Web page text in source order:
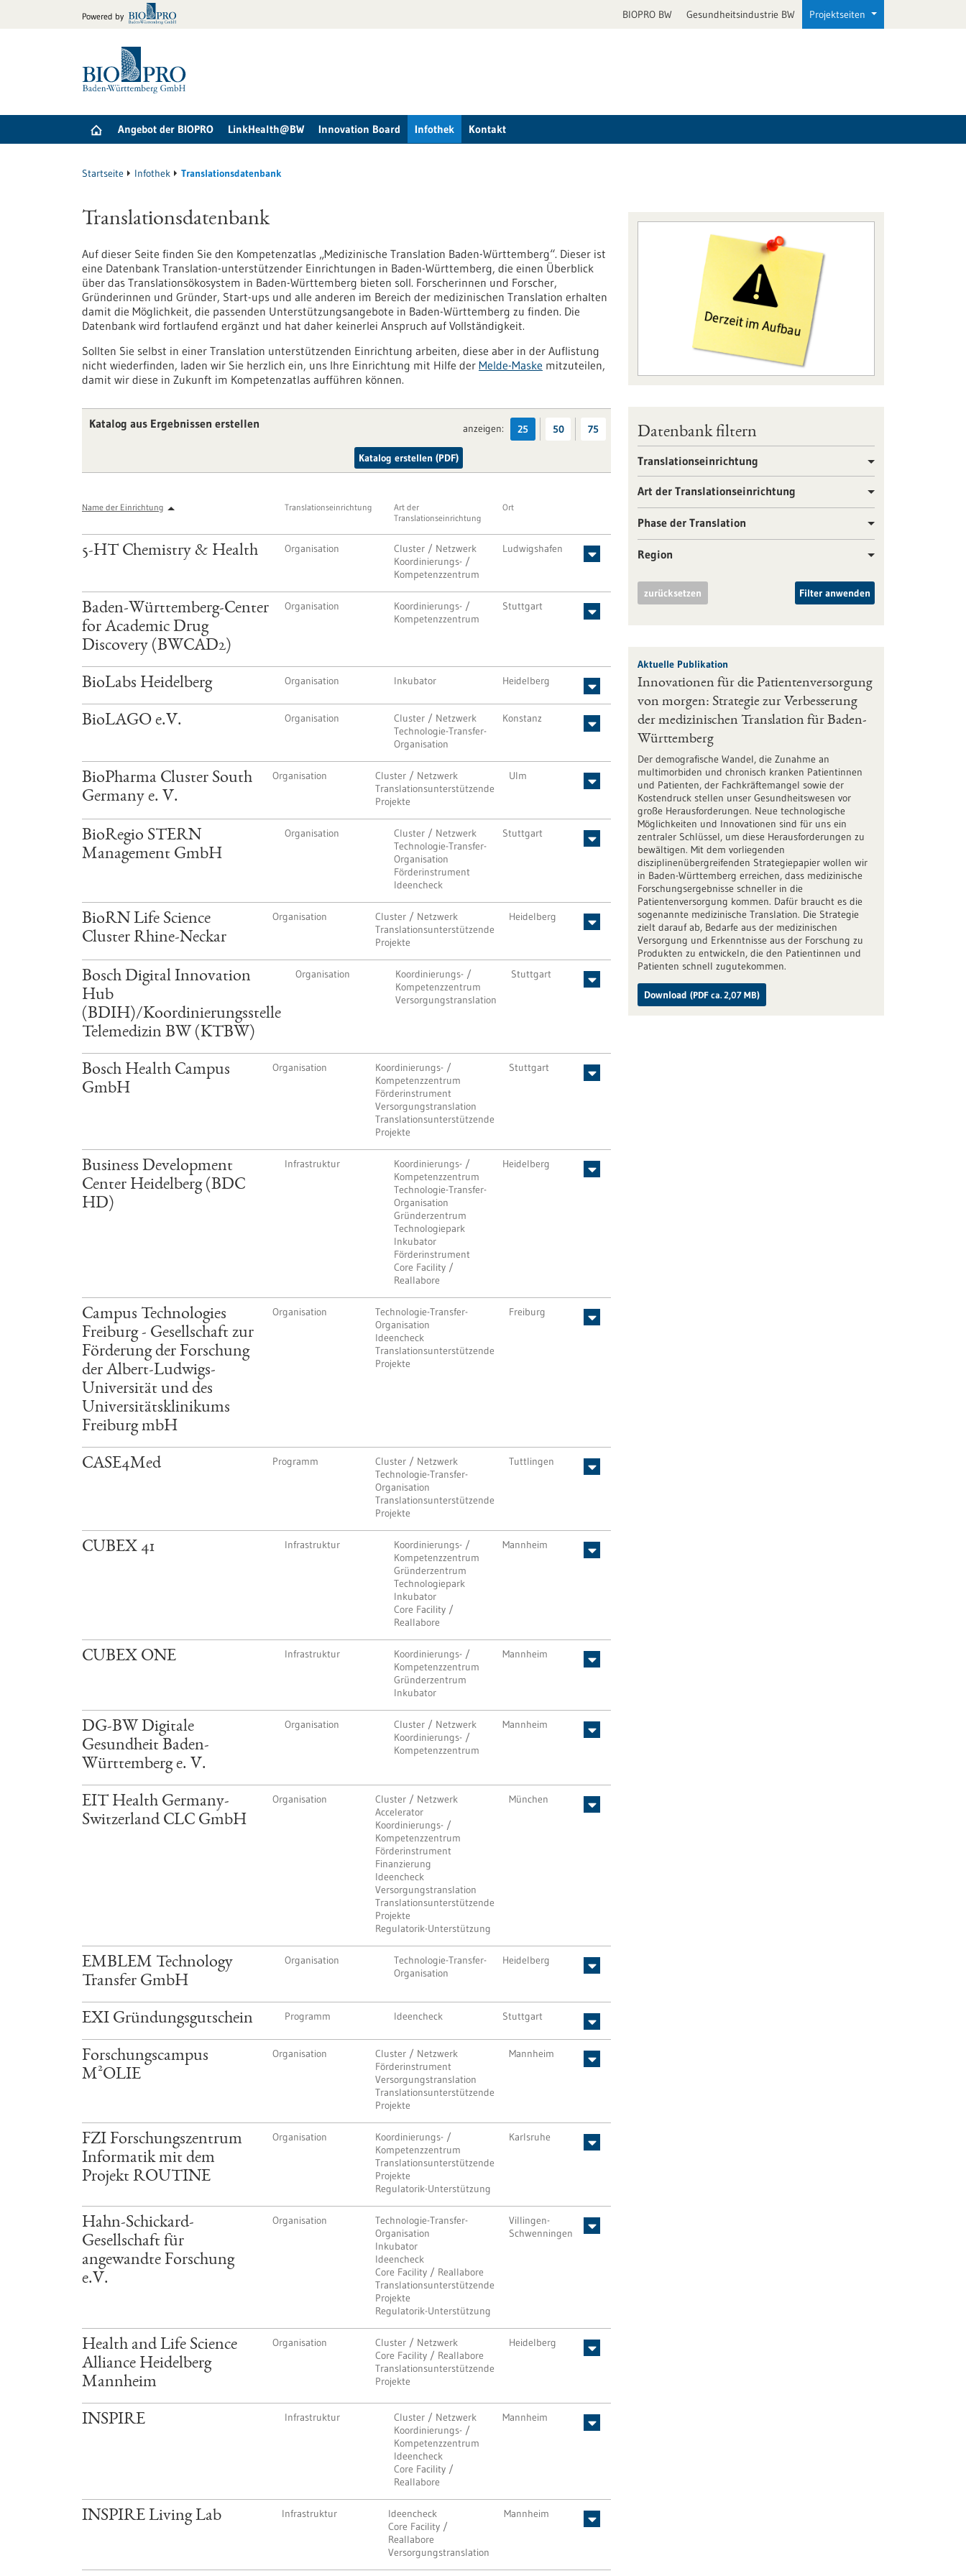
Powered by BIOPRO BW Gesundheitsindustrie BW Projektseiten
Angebot der BIOPRO LinkHealth@BW Innovation Board Infothek Kontakt
Startseite Infothek Translationsdatenbank
Translationsdatenbank
Auf dieser Seite finden Sie den Kompetenzatlas „Medizinische Translation Baden-Württemberg“. Dieser ist
eine Datenbank Translation-unterstützender Einrichtungen in Baden-Württemberg, die einen Überblick
über das Translationsökosystem in Baden-Württemberg bieten soll. Forscherinnen und Forscher,
Gründerinnen und Gründer, Start-ups und alle anderen im Bereich der medizinischen Translation erhalten
damit die Möglichkeit, die passenden Unterstützungsangebote in Baden-Württemberg zu finden. Die
Datenbank wird fortlaufend ergänzt und hat daher keinerlei Anspruch auf Vollständigkeit.
Sollten Sie selbst in einer Translation unterstützenden Einrichtung arbeiten, diese aber in der Auflistung
nicht wiederfinden, laden wir Sie herzlich ein, uns Ihre Einrichtung mit Hilfe der Melde-Maske mitzuteilen,
damit wir diese in Zukunft im Kompetenzatlas aufführen können.
anzeigen: 25 50 75
Katalog aus Ergebnissen erstellen
Katalog erstellen (PDF)
Name der Einrichtung Translationseinrichtung
Art der
Translationseinrichtung
Ort
5-HT Chemistry & Health Organisation
Cluster / Netzwerk
Koordinierungs- /
Kompetenzzentrum
Ludwigshafen
Baden-Württemberg-Center
for Academic Drug
Discovery (BWCAD2)
Organisation
Koordinierungs- /
Kompetenzzentrum
Stuttgart
BioLabs Heidelberg Organisation Inkubator Heidelberg
BioLAGO e.V. Organisation
Cluster / Netzwerk
Technologie-Transfer-
Organisation
Konstanz
BioPharma Cluster South
Germany e. V.
Organisation
Cluster / Netzwerk
Translationsunterstützende
Projekte
Ulm
BioRegio STERN
Management GmbH
Organisation
Cluster / Netzwerk
Technologie-Transfer-
Organisation
Förderinstrument
Ideencheck
Stuttgart
BioRN Life Science
Cluster Rhine-Neckar
Organisation
Cluster / Netzwerk
Translationsunterstützende
Projekte
Heidelberg
Bosch Digital Innovation
Hub
(BDIH)/Koordinierungsstelle
Telemedizin BW (KTBW)
Organisation
Koordinierungs- /
Kompetenzzentrum
Versorgungstranslation
Stuttgart
Bosch Health Campus
GmbH
Organisation
Koordinierungs- /
Kompetenzzentrum
Förderinstrument
Versorgungstranslation
Translationsunterstützende
Projekte
Stuttgart
Business Development
Center Heidelberg (BDC
HD)
Infrastruktur
Koordinierungs- /
Kompetenzzentrum
Technologie-Transfer-
Organisation
Gründerzentrum
Technologiepark
Inkubator
Förderinstrument
Core Facility /
Reallabore
Heidelberg
Campus Technologies
Freiburg - Gesellschaft zur
Förderung der Forschung
der Albert-Ludwigs-
Universität und des
Universitätsklinikums
Freiburg mbH
Organisation
Technologie-Transfer-
Organisation
Ideencheck
Translationsunterstützende
Projekte
Freiburg
CASE4Med Programm
Cluster / Netzwerk
Technologie-Transfer-
Organisation
Translationsunterstützende
Projekte
Tuttlingen
CUBEX 41 Infrastruktur
Koordinierungs- /
Kompetenzzentrum
Gründerzentrum
Technologiepark
Inkubator
Core Facility /
Reallabore
Mannheim
CUBEX ONE Infrastruktur
Koordinierungs- /
Kompetenzzentrum
Gründerzentrum
Inkubator
Mannheim
DG-BW Digitale
Gesundheit Baden-
Württemberg e. V.
Organisation
Cluster / Netzwerk
Koordinierungs- /
Kompetenzzentrum
Mannheim
EIT Health Germany-
Switzerland CLC GmbH
Organisation
Cluster / Netzwerk
Accelerator
Koordinierungs- /
Kompetenzzentrum
Förderinstrument
Finanzierung
Ideencheck
Versorgungstranslation
Translationsunterstützende
Projekte
Regulatorik-Unterstützung
München
EMBLEM Technology
Transfer GmbH
Organisation
Technologie-Transfer-
Organisation
Heidelberg
EXI Gründungsgutschein Programm Ideencheck Stuttgart
Forschungscampus
M²OLIE
Organisation
Cluster / Netzwerk
Förderinstrument
Versorgungstranslation
Translationsunterstützende
Projekte
Mannheim
FZI Forschungszentrum
Informatik mit dem
Projekt ROUTINE
Organisation
Koordinierungs- /
Kompetenzzentrum
Translationsunterstützende
Projekte
Regulatorik-Unterstützung
Karlsruhe
Hahn-Schickard-
Gesellschaft für
angewandte Forschung
e.V.
Organisation
Technologie-Transfer-
Organisation
Inkubator
Ideencheck
Core Facility / Reallabore
Translationsunterstützende
Projekte
Regulatorik-Unterstützung
Villingen-
Schwenningen
Health and Life Science
Alliance Heidelberg
Mannheim
Organisation
Cluster / Netzwerk
Core Facility / Reallabore
Translationsunterstützende
Projekte
Heidelberg
INSPIRE Infrastruktur
Cluster / Netzwerk
Koordinierungs- /
Kompetenzzentrum
Ideencheck
Core Facility /
Reallabore
Mannheim
INSPIRE Living Lab Infrastruktur
Ideencheck
Core Facility /
Reallabore
Versorgungstranslation
Mannheim
Datenbank filtern
Translationseinrichtung
Art der Translationseinrichtung
Phase der Translation
Region
zurücksetzen Filter anwenden
Aktuelle Publikation
Innovationen für die Patientenversorgung
von morgen: Strategie zur Verbesserung
der medizinischen Translation für Baden-
Württemberg
Der demografische Wandel, die Zunahme an
multimorbiden und chronisch kranken Patientinnen
und Patienten, der Fachkräftemangel sowie der
Kostendruck stellen unser Gesundheitswesen vor
große Herausforderungen. Neue technologische
Möglichkeiten und Innovationen sind für uns ein
zentraler Schlüssel, um diese Herausforderungen zu
bewältigen. Mit dem vorliegenden
disziplinenübergreifenden Strategiepapier wollen wir
in Baden-Württemberg erreichen, dass medizinische
Forschungsergebnisse schneller in die
Patientenversorgung kommen. Dafür braucht es die
sogenannte medizinische Translation. Die Strategie
zielt darauf ab, Bedarfe aus der medizinischen
Versorgung und Erkenntnisse aus der Forschung zu
Produkten zu entwickeln, die den Patientinnen und
Patienten schnell zugutekommen.
Download(PDF ca. 2,07 MB)